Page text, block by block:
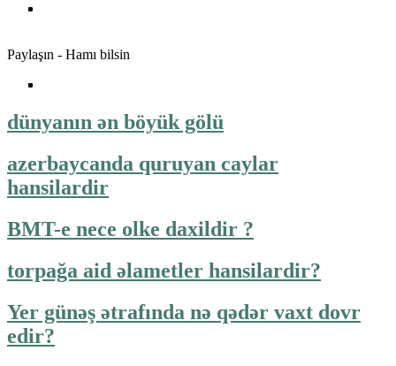
Paylaşın - Hamı bilsin
dünyanın ən böyük gölü
azerbaycanda quruyan caylar
hansilardir
BMT-e nece olke daxildir ?
torpağa aid əlametler hansilardir?
Yer günəş ətrafında nə qədər vaxt dovr
edir?